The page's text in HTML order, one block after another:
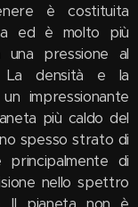
è costituita
ed è molto più
una pressione al
densità e la
impressionante
più caldo del
spesso strato di
di
nello spettro